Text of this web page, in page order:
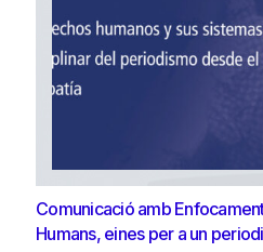
Comunicació amb
Humans, eines per a un